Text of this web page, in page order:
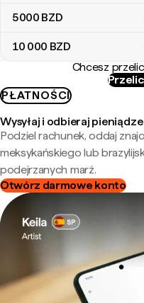
5000 BZD
10 000 BZD
Chcesz
PŁATNOŚCI
Wysyłaj i odbieraj
Podziel rachunek, oddaj
meksykańskiego lub
podejrzanych marż.
Otwórz darmowe konto